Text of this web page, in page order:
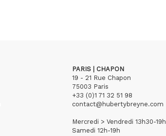
PARIS | CHAPON
19 - 21 Rue Chapon
75003 Paris
+33 (0)1 71 32 51 98
contact@hubertybreyne.com
Mercredi > Vendredi 13h30-19h
Samedi 12h-19h